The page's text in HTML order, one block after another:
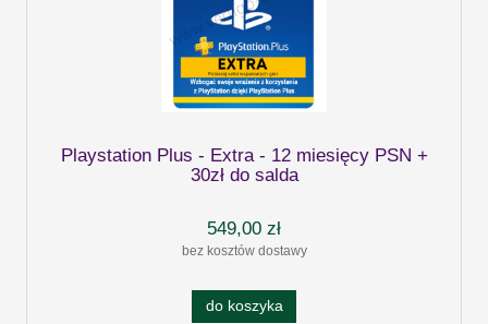
Playstation Plus - Extra - 12 miesięcy PSN +
30zł do salda
549,00 zł
bez kosztów dostawy
do koszyka